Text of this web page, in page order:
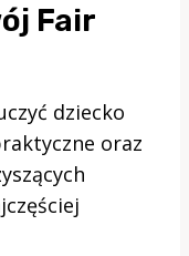
Fair
dziecko
oraz